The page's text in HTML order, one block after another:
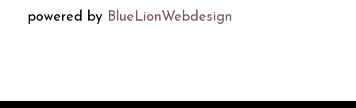
powered by BlueLionWebdesign